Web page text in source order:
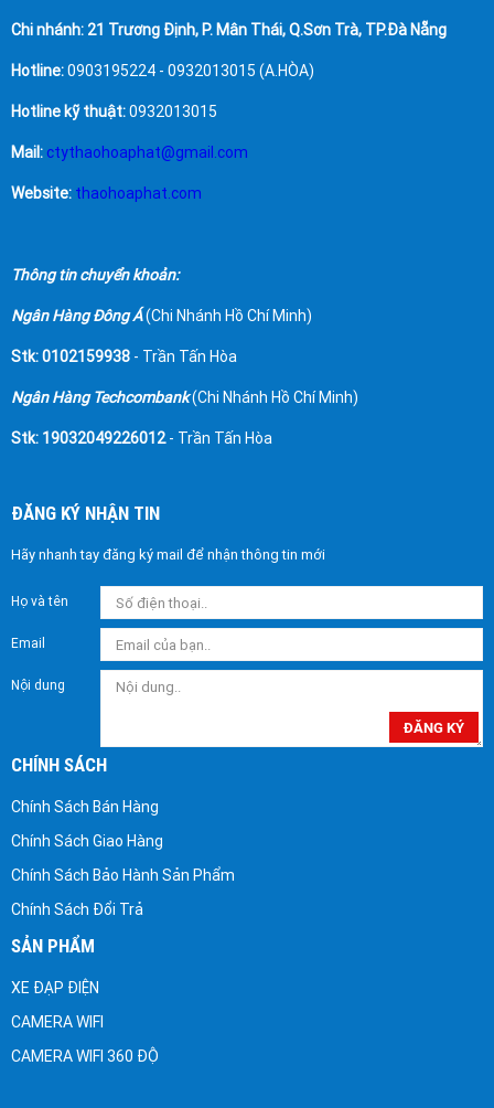
Chi nhánh: 21 Trương Định, P. Mân Thái, Q.Sơn Trà, TP.Đà Nẵng
Hotline:0903195224 - 0932013015 (A.HÒA)
Hotline kỹ thuật:0932013015
Mail: ctythaohoaphat@gmail.com
Website: thaohoaphat.com
Thông tin chuyển khoản:
Ngân Hàng Đông Á(Chi Nhánh Hồ Chí Minh)
Stk: 0102159938 - Trần Tấn Hòa
Ngân Hàng Techcombank(Chi Nhánh Hồ Chí Minh)
Stk: 19032049226012- Trần Tấn Hòa
ĐĂNG KÝ NHẬN TIN
Hãy nhanh tay đăng ký mail để nhận thông tin mới
Họ và tên
Email
Nội dung
ĐĂNG KÝ
CHÍNH SÁCH
Chính Sách Bán Hàng
Chính Sách Giao Hàng
Chính Sách Bảo Hành Sản Phẩm
Chính Sách Đổi Trả
SẢN PHẨM
XE ĐẠP ĐIỆN
CAMERA WIFI
CAMERA WIFI 360 ĐỘ